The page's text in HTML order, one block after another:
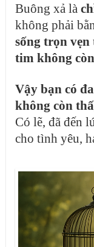
Buông xả là
không phải
sống trọn
tim không
Vậy bạn có
không còn
Có lẽ, đã đến
cho tình yêu,